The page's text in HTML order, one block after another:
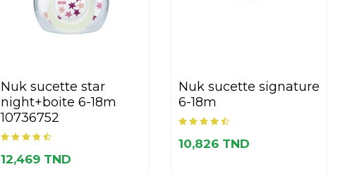
nuk sucette star
night+boite 6-18m
10736752
12,469 TND
nuk sucette signature
6-18m
10,826 TND